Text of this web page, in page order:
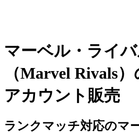
マーベル・ライ
（Marvel Rivals
アカウント販売
ランクマッチ対応のマ